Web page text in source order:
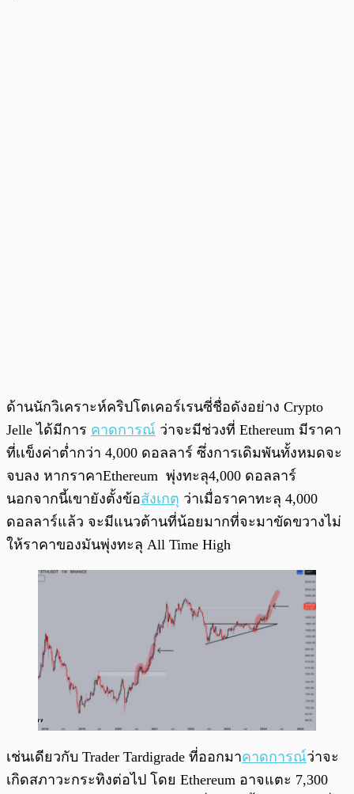
ด้านนักวิเคราะห์คริปโตเคอร์เรนซี่ชื่อดังอย่าง Crypto
Jelle ได้มีการ คาดการณ์ ว่าจะมีช่วงที่ Ethereum มีราคา
ที่เเข็งค่าต่ำกว่า 4,000 ดอลลาร์ ซึ่งการเดิมพันทั้งหมดจะ
จบลง หากราคาEthereum พุ่งทะลุ4,000 ดอลลาร์
นอกจากนี้เขายังตั้งข้อสังเกตุ ว่าเมื่อราคาทะลุ 4,000
ดอลลาร์แล้ว จะมีแนวต้านที่น้อยมากที่จะมาขัดขวางไม่
ให้ราคาของมันพุ่งทะลุ All Time High
เช่นเดียวกับ Trader Tardigrade ที่ออกมาคาดการณ์ว่าจะ
เกิดสภาวะกระทิงต่อไป โดย Ethereum อาจแตะ 7,300